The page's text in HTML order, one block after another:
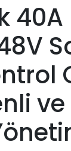
40A